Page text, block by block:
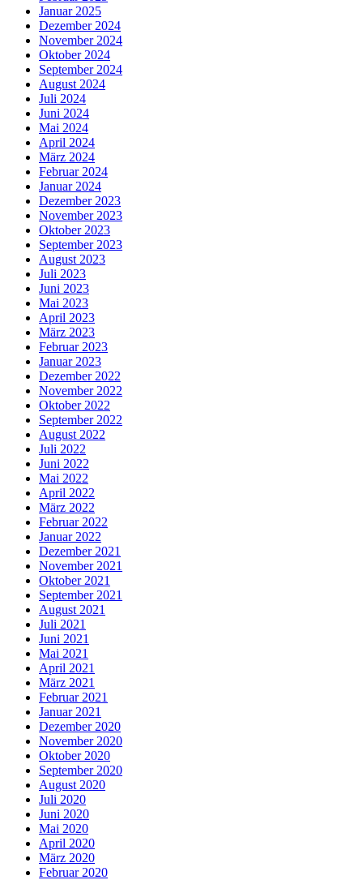
Januar 2025
Dezember 2024
November 2024
Oktober 2024
September 2024
August 2024
Juli 2024
Juni 2024
Mai 2024
April 2024
März 2024
Februar 2024
Januar 2024
Dezember 2023
November 2023
Oktober 2023
September 2023
August 2023
Juli 2023
Juni 2023
Mai 2023
April 2023
März 2023
Februar 2023
Januar 2023
Dezember 2022
November 2022
Oktober 2022
September 2022
August 2022
Juli 2022
Juni 2022
Mai 2022
April 2022
März 2022
Februar 2022
Januar 2022
Dezember 2021
November 2021
Oktober 2021
September 2021
August 2021
Juli 2021
Juni 2021
Mai 2021
April 2021
März 2021
Februar 2021
Januar 2021
Dezember 2020
November 2020
Oktober 2020
September 2020
August 2020
Juli 2020
Juni 2020
Mai 2020
April 2020
März 2020
Februar 2020